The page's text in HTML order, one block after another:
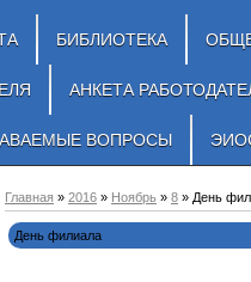
БИБЛИОТЕКА
АНКЕТА
ВОПРОСЫ
Главная » 2016 » Ноябрь » 8 » День
День филиала